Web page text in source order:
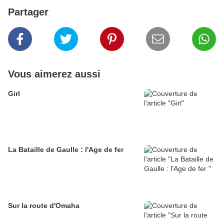
Partager
Vous aimerez aussi
Girl
La Bataille de Gaulle : l'Age de fer
Sur la route d'Omaha